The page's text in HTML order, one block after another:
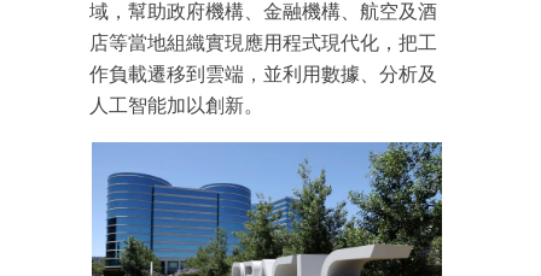
域，幫助政府機構、金融機構、航空及酒
店等當地組織實現應用程式現代化，把工
作負載遷移到雲端，並利用數據、分析及
人工智能加以創新。